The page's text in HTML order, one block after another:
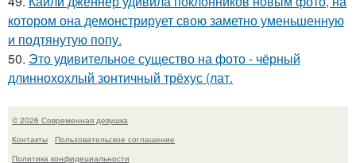
котором она демонстрирует свою заметно уменьшенную
и подтянутую попу.
50. Это удивительное существо на фото - чёрный
длиннохохлый зонтичный трёхус (лат.
© 2026 Современная девушка
Контакты
Пользовательское соглашение
Политика конфидециальности